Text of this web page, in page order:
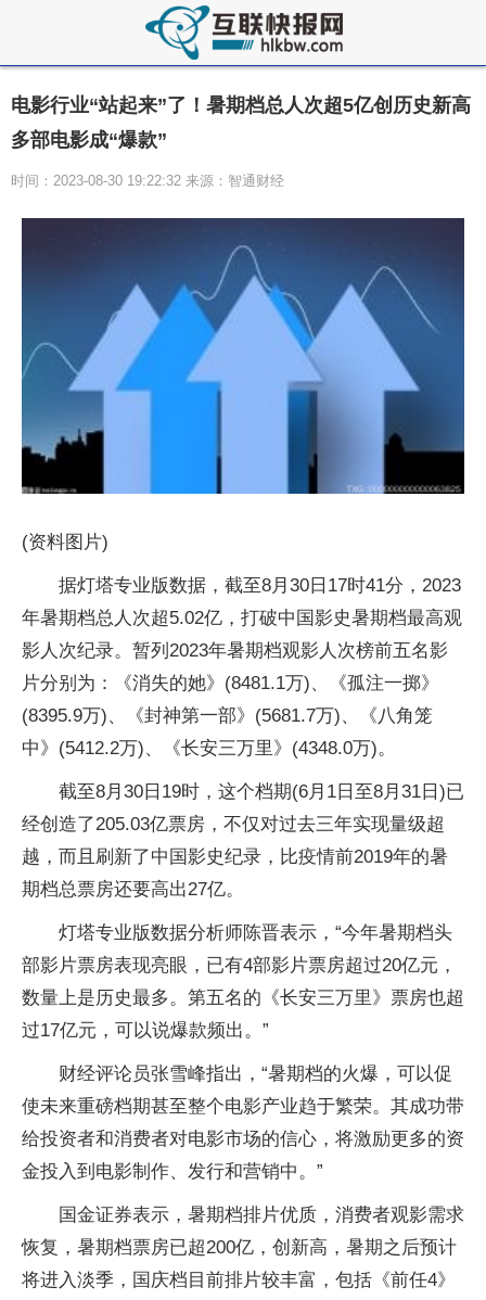
电影行业“站起来”了！暑期档总人次超5亿创历史新高
多部电影成“爆款”
时间：2023-08-30 19:22:32 来源：智通财经
(资料图片)
据灯塔专业版数据，截至8月30日17时41分，2023
年暑期档总人次超5.02亿，打破中国影史暑期档最高观
影人次纪录。暂列2023年暑期档观影人次榜前五名影
片分别为：《消失的她》(8481.1万)、《孤注一掷》
(8395.9万)、《封神第一部》(5681.7万)、《八角笼
中》(5412.2万)、《长安三万里》(4348.0万)。
截至8月30日19时，这个档期(6月1日至8月31日)已
经创造了205.03亿票房，不仅对过去三年实现量级超
越，而且刷新了中国影史纪录，比疫情前2019年的暑
期档总票房还要高出27亿。
灯塔专业版数据分析师陈晋表示，“今年暑期档头
部影片票房表现亮眼，已有4部影片票房超过20亿元，
数量上是历史最多。第五名的《长安三万里》票房也超
过17亿元，可以说爆款频出。”
财经评论员张雪峰指出，“暑期档的火爆，可以促
使未来重磅档期甚至整个电影产业趋于繁荣。其成功带
给投资者和消费者对电影市场的信心，将激励更多的资
金投入到电影制作、发行和营销中。”
国金证券表示，暑期档排片优质，消费者观影需求
恢复，暑期档票房已超200亿，创新高，暑期之后预计
将进入淡季，国庆档目前排片较丰富，包括《前任4》